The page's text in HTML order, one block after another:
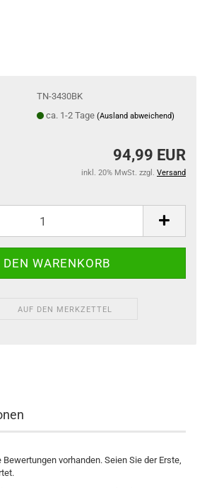
TN-3430BK
ca. 1-2 Tage (Ausland abweichend)
94,99 EUR
inkl. 20% MwSt. zzgl. Versand
AUF DEN MERKZETTEL
vorhanden. Seien Sie der Erste,